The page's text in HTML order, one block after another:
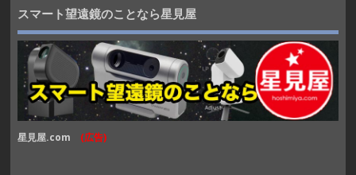
スマート望遠鏡のことなら星見屋
星見屋.com (広告)